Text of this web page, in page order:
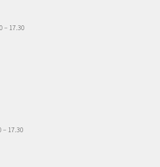
– 17.30
– 17.30